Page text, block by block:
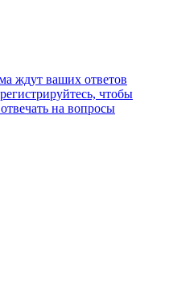
ждут ваших ответов
чтобы
на вопросы